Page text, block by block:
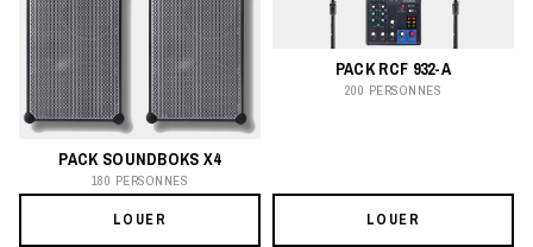
PACK SOUNDBOKS X4
180 PERSONNES
LOUER
PACK RCF 932-A
200 PERSONNES
LOUER